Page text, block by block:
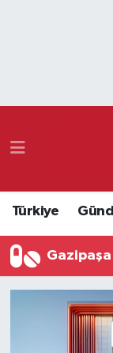
Türkiye
Namaz
Süper Lig
Tüm
Son
Haber